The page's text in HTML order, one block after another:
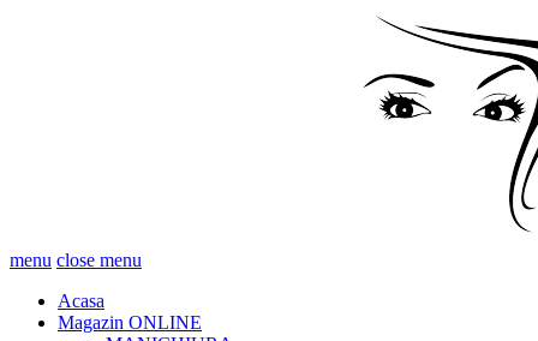
menu close menu
Acasa
Magazin ONLINE